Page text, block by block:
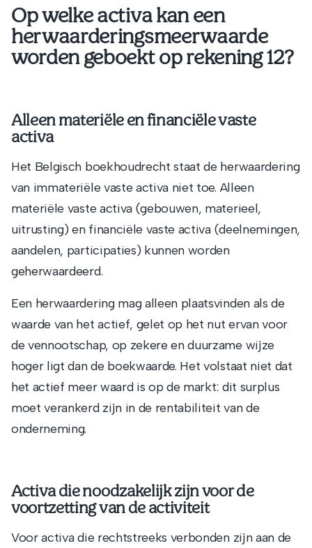
Op welke activa kan een
herwaarderingsmeerwaarde
worden geboekt op rekening 12?
Alleen materiële en financiële vaste
activa
Het Belgisch boekhoudrecht staat de herwaardering
van immateriële vaste activa niet toe. Alleen
materiële vaste activa (gebouwen, materieel,
uitrusting) en financiële vaste activa (deelnemingen,
aandelen, participaties) kunnen worden
geherwaardeerd.
Een herwaardering mag alleen plaatsvinden als de
waarde van het actief, gelet op het nut ervan voor
de vennootschap, op zekere en duurzame wijze
hoger ligt dan de boekwaarde. Het volstaat niet dat
het actief meer waard is op de markt: dit surplus
moet verankerd zijn in de rentabiliteit van de
onderneming.
Activa die noodzakelijk zijn voor de
voortzetting van de activiteit
Voor activa die rechtstreeks verbonden zijn aan de